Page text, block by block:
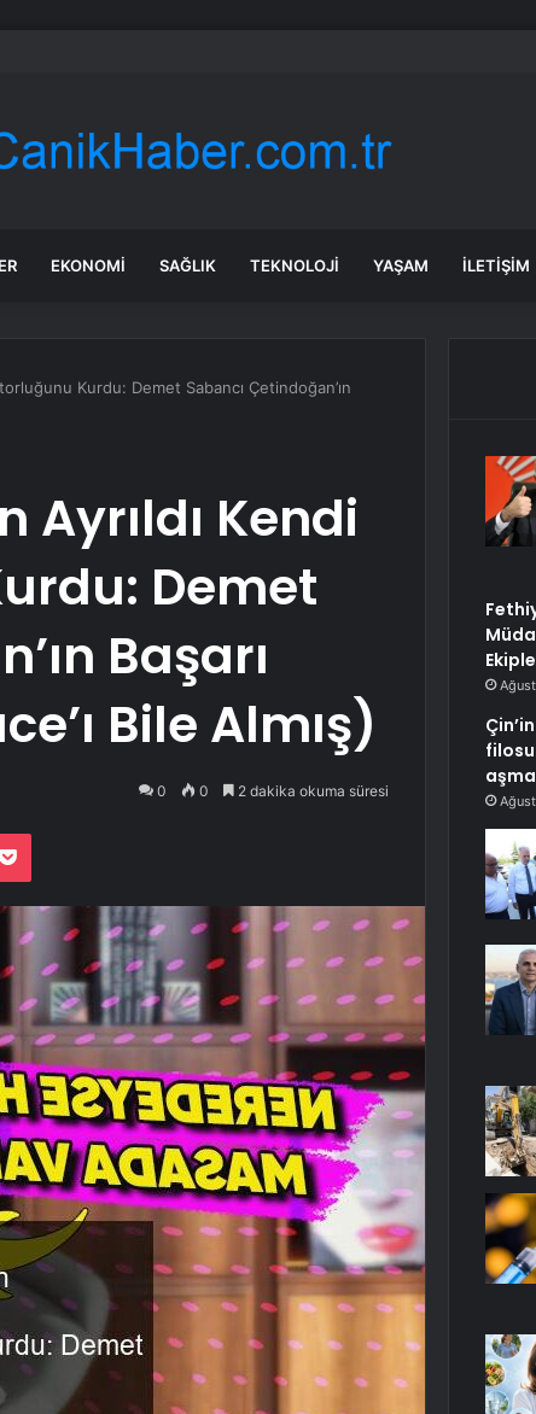
Yangınına Müdahale Güçlendirildi: Hava ve Kara Ekipleri Artırıldı
EKONOMI SAĞLIK TEKNOLOJI YAŞAM İLETIŞIM
Kurdu: Demet Sabancı Çetindoğan’ın
Ayrıldı Kendi
Demet
Başarı
Bile Almış)
0 0 2 dakika okuma süresi
Pocket